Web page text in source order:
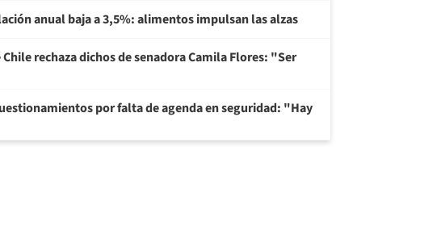
anual baja a 3,5%: alimentos impulsan las alzas
rechaza dichos de senadora Camila Flores: "Ser
por falta de agenda en seguridad: "Hay